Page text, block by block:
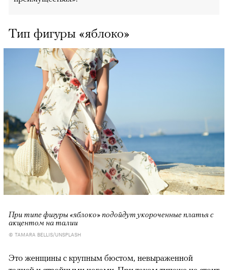
Тип фигуры «яблоко»
При типе фигуры «яблоко» подойдут укороченные платья с
акцентом на талии
© TAMARA BELLIS/UNSPLASH
Это женщины с крупным бюстом, невыраженной